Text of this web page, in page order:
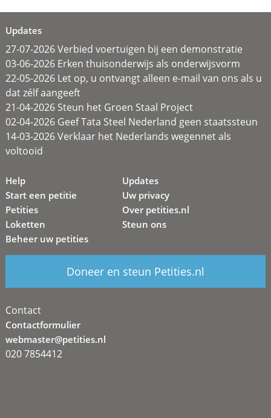
Updates
27-07-2026 Verbied voertuigen bij een demonstratie
03-06-2026 Erken thuisonderwijs als onderwijsvorm
22-05-2026 Let op, u ontvangt alleen e-mail van ons als u
dat zélf aangeeft
21-04-2026 Steun het Groen Staal Project
02-04-2026 Geef Tata Steel Nederland geen staatssteun
14-03-2026 Verklaar het Nederlands wegennet als
voltooid
Help
Start een petitie
Petities
Loketten
Beheer uw petities
Updates
Uw privacy
Over petities.nl
Steun ons
Doneer en steun Petities.nl
Contact
Contactformulier
webmaster@petities.nl
020 7854412